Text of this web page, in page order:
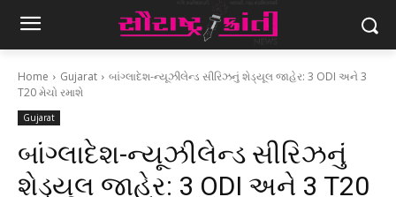
Home Gujarat
બાંગ્લાદેશ-ન્યૂઝીલેન્ડ સીરિઝનું શેડ્યૂલ જાહેર: 3 ODI અને 3
T20 મેચો રમાશે
Gujarat
બાંગ્લાદેશ-ન્યૂઝીલેન્ડ સીરિઝનું
શેડ્યૂલ જાહેર: 3 ODI અને 3 T20